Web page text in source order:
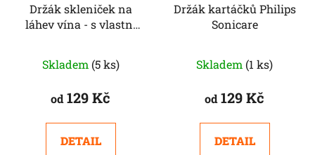
Držák skleniček na
láhev vína - s vlastní
Skladem (5 ks)
od 129 Kč
DETAIL
Držák kartáčků Philips
Sonicare
hodnocení
produktu
je
5,0
z
Skladem (1 ks)
od 129 Kč
DETAIL